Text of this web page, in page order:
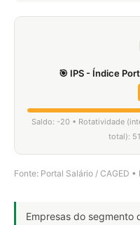
🎯 IPS - Índice
Saldo: -20 • Rotatividade
total):
Fonte: Portal Salário / CAGED
Empresas do segmento